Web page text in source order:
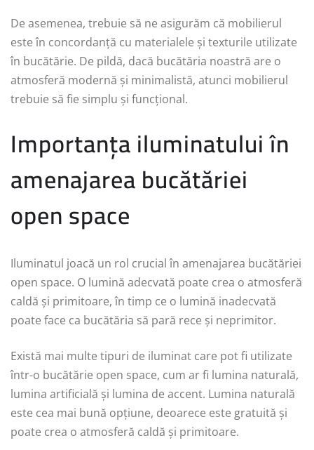
De asemenea, trebuie să ne asigurăm că mobilierul
este în concordanță cu materialele și texturile utilizate
în bucătărie. De pildă, dacă bucătăria noastră are o
atmosferă modernă și minimalistă, atunci mobilierul
trebuie să fie simplu și funcțional.
Importanța iluminatului în
amenajarea bucătăriei
open space
Iluminatul joacă un rol crucial în amenajarea bucătăriei
open space. O lumină adecvată poate crea o atmosferă
caldă și primitoare, în timp ce o lumină inadecvată
poate face ca bucătăria să pară rece și neprimitor.
Există mai multe tipuri de iluminat care pot fi utilizate
într-o bucătărie open space, cum ar fi lumina naturală,
lumina artificială și lumina de accent. Lumina naturală
este cea mai bună opțiune, deoarece este gratuită și
poate crea o atmosferă caldă și primitoare.